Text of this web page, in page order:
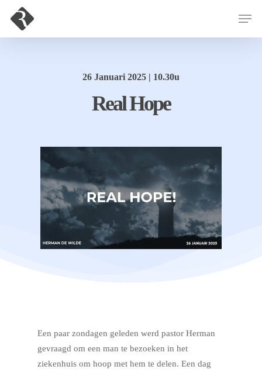
26 Januari 2025 | 10.30u
Real Hope
Een paar zondagen geleden werd pastor Herman
gevraagd om een man te bezoeken in het
ziekenhuis om hoop met hem te delen. Een dag